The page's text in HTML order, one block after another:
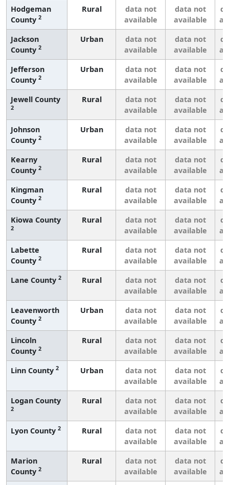
Hodgeman
County 2
Rural
data not
available
data not
available
Jackson
County 2
Urban
data not
available
data not
available
Jefferson
County 2
Urban
data not
available
data not
available
Jewell County
2
Rural
data not
available
data not
available
Johnson
County 2
Urban
data not
available
data not
available
Kearny
County 2
Rural
data not
available
data not
available
Kingman
County 2
Rural
data not
available
data not
available
Kiowa County
2
Rural
data not
available
data not
available
Labette
County 2
Rural
data not
available
data not
available
Lane County 2 Rural
data not
available
data not
available
Leavenworth
County 2
Urban
data not
available
data not
available
Lincoln
County 2
Rural
data not
available
data not
available
Linn County 2 Urban
data not
available
data not
available
Logan County
2
Rural
data not
available
data not
available
Lyon County 2 Rural
data not
available
data not
available
Marion
County 2
Rural
data not
available
data not
available